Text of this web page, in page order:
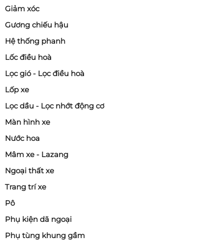
Giảm xóc
Gương chiếu hậu
Hệ thống phanh
Lốc điều hoà
Lọc gió - Lọc điều hoà
Lốp xe
Lọc dầu - Lọc nhớt động cơ
Màn hình xe
Nước hoa
Mâm xe - Lazang
Ngoại thất xe
Trang trí xe
Pô
Phụ kiện dã ngoại
Phụ tùng khung gầm